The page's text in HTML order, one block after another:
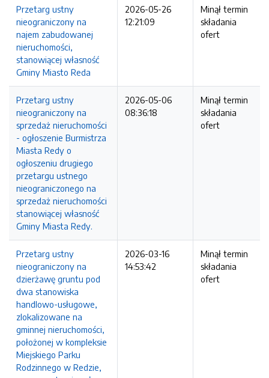
Przetarg ustny
nieograniczony na
najem zabudowanej
nieruchomości,
stanowiącej własność
Gminy Miasto Reda
2026-05-26
12:21:09
Minął termin
składania
ofert
Przetarg ustny
nieograniczony na
sprzedaż nieruchomości
- ogłoszenie Burmistrza
Miasta Redy o
ogłoszeniu drugiego
przetargu ustnego
nieograniczonego na
sprzedaż nieruchomości
stanowiącej własność
Gminy Miasta Redy.
2026-05-06
08:36:18
Minął termin
składania
ofert
Przetarg ustny
nieograniczony na
dzierżawę gruntu pod
dwa stanowiska
handlowo-usługowe,
zlokalizowane na
gminnej nieruchomości,
położonej w kompleksie
Miejskiego Parku
Rodzinnego w Redzie,
2026-03-16
14:53:42
Minął termin
składania
ofert